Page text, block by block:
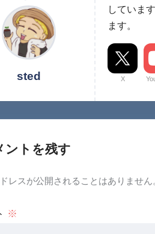
sted
していま
ます。
X
ントを残す
レスが公開されることはありません
※